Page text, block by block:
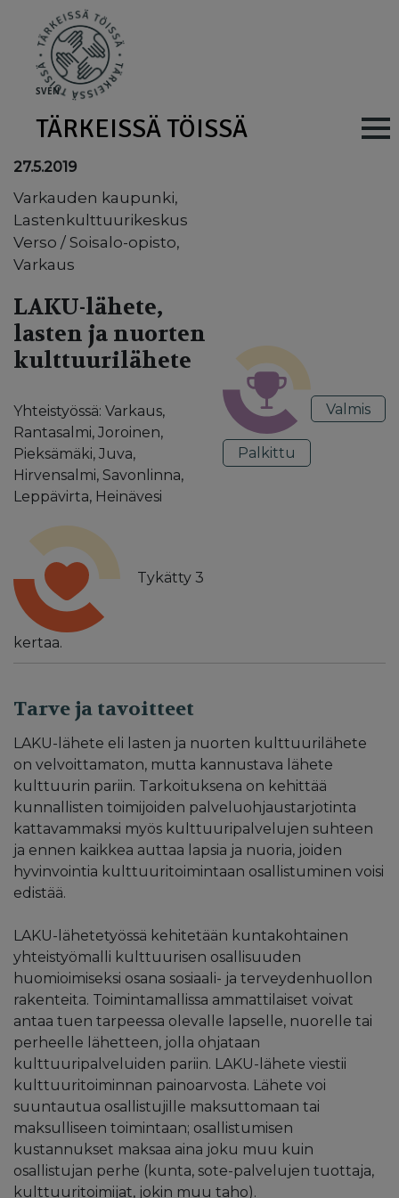
SVEN
TÄRKEISSÄ TÖISSÄ Main
27.5.2019
Varkauden kaupunki,
Lastenkulttuurikeskus
Verso / Soisalo-opisto,
Varkaus
LAKU-lähete,
lasten ja nuorten
kulttuurilähete
Yhteistyössä: Varkaus,
Rantasalmi, Joroinen,
Pieksämäki, Juva,
Hirvensalmi, Savonlinna,
Leppävirta, Heinävesi
Tykätty 3
kertaa.
Palkittu
Valmis
Tarve ja tavoitteet
LAKU-lähete eli lasten ja nuorten kulttuurilähete
on velvoittamaton, mutta kannustava lähete
kulttuurin pariin. Tarkoituksena on kehittää
kunnallisten toimijoiden palveluohjaustarjotinta
kattavammaksi myös kulttuuripalvelujen suhteen
ja ennen kaikkea auttaa lapsia ja nuoria, joiden
hyvinvointia kulttuuritoimintaan osallistuminen voisi
edistää.
LAKU-lähetetyössä kehitetään kuntakohtainen
yhteistyömalli kulttuurisen osallisuuden
huomioimiseksi osana sosiaali- ja terveydenhuollon
rakenteita. Toimintamallissa ammattilaiset voivat
antaa tuen tarpeessa olevalle lapselle, nuorelle tai
perheelle lähetteen, jolla ohjataan
kulttuuripalveluiden pariin. LAKU-lähete viestii
kulttuuritoiminnan painoarvosta. Lähete voi
suuntautua osallistujille maksuttomaan tai
maksulliseen toimintaan; osallistumisen
kustannukset maksaa aina joku muu kuin
osallistujan perhe (kunta, sote-palvelujen tuottaja,
kulttuuritoimijat, jokin muu taho).